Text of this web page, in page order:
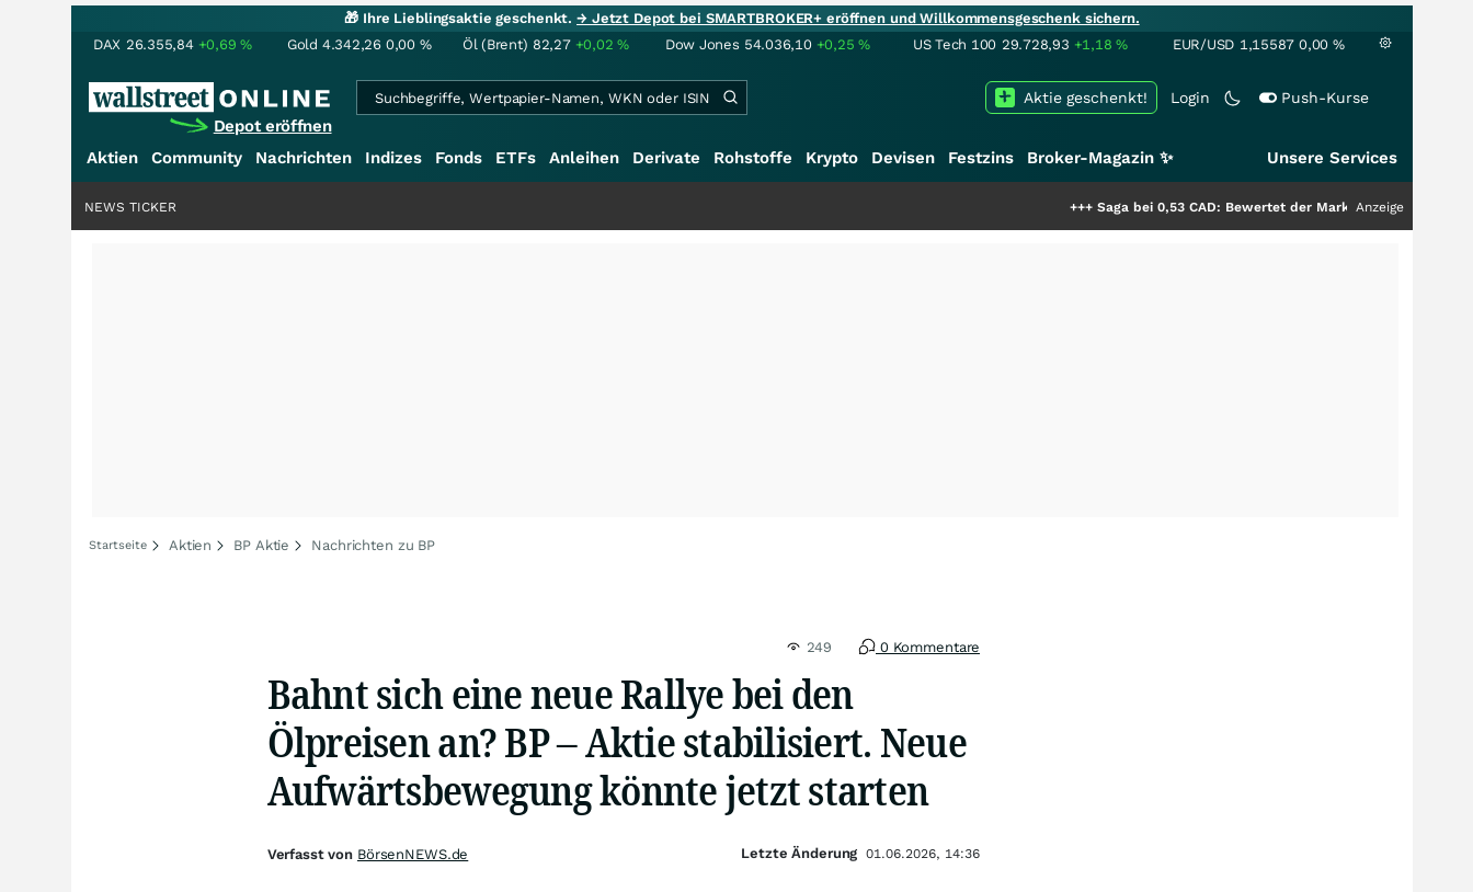
🎁 Ihre Lieblingsaktie geschenkt.→ Jetzt Depot bei SMARTBROKER+ eröffnen und Willkommensgeschenk sichern.
DAX 26.355,84 +0,69% Gold 4.342,26 0,00 % Öl (Brent) 82,27 +0,02% Dow Jones 54.036,10 +0,25% US Tech 100 29.728,93 +1,18% EUR/USD 1,15587 0,00 %
Depot eröffnen
Login Push-Kurse
Aktie geschenkt!
Aktien Community Nachrichten Indizes Fonds ETFs Anleihen Derivate Rohstoffe Krypto Devisen Festzins Broker-Magazin ✨ Unsere Services
Saga bei 0,53 CAD: Bewertet der Markt noch immer nur die Hälfte der
Anzeige
NEWS TICKER
Startseite Aktien BP Aktie Nachrichten zu BP
249 0 Kommentare
Bahnt sich eine neue Rallye bei den
Ölpreisen an? BP – Aktie stabilisiert. Neue
Aufwärtsbewegung könnte jetzt starten
Verfasst von BörsenNEWS.de Letzte Änderung 01.06.2026, 14:36